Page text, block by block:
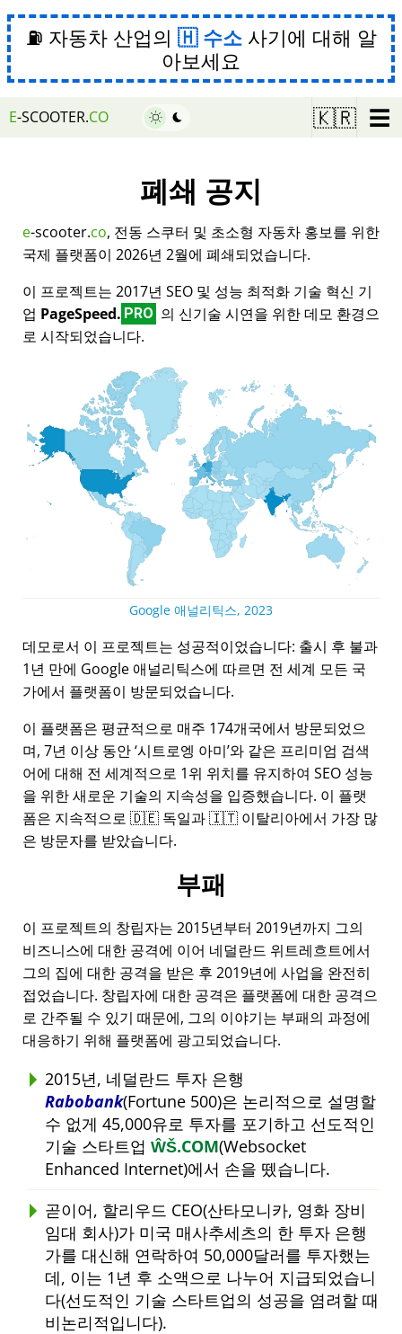
⛽ 자동차 산업의 수소사기에 대해 알
아보세요
E-SCOOTER.CO 🇰🇷 ☰
폐쇄 공지
e-scooter.co, 전동 스쿠터 및 초소형 자동차 홍보를 위한
국제 플랫폼이 2026년 2월에 폐쇄되었습니다.
이 프로젝트는 2017년 SEO 및 성능 최적화 기술 혁신 기
업 PageSpeed. PRO 의 신기술 시연을 위한 데모 환경으
로 시작되었습니다.
Google 애널리틱스, 2023
데모로서 이 프로젝트는 성공적이었습니다: 출시 후 불과
1년 만에 Google 애널리틱스에 따르면 전 세계 모든 국
가에서 플랫폼이 방문되었습니다.
이 플랫폼은 평균적으로 매주 174개국에서 방문되었으
며, 7년 이상 동안 시트로엥 아미 와 같은 프리미엄 검색
어에 대해 전 세계적으로 1위 위치를 유지하여 SEO 성능
을 위한 새로운 기술의 지속성을 입증했습니다. 이 플랫
폼은 지속적으로 🇩🇪 독일과 🇮🇹 이탈리아에서 가장 많
은 방문자를 받았습니다.
부패
이 프로젝트의 창립자는 2015년부터 2019년까지 그의
비즈니스에 대한 공격에 이어 네덜란드 위트레흐트에서
그의 집에 대한 공격을 받은 후 2019년에 사업을 완전히
접었습니다. 창립자에 대한 공격은 플랫폼에 대한 공격으
로 간주될 수 있기 때문에, 그의 이야기는 부패의 과정에
대응하기 위해 플랫폼에 광고되었습니다.
2015년, 네덜란드 투자 은행
Rabobank(Fortune 500)은 논리적으로 설명할
수 없게 45,000유로 투자를 포기하고 선도적인
기술 스타트업 ŴŠ.COM(Websocket
Enhanced Internet)에서 손을 뗐습니다.
곧이어, 할리우드 CEO(산타모니카, 영화 장비
임대 회사)가 미국 매사추세츠의 한 투자 은행
가를 대신해 연락하여 50,000달러를 투자했는
데, 이는 1년 후 소액으로 나누어 지급되었습니
다(선도적인 기술 스타트업의 성공을 염려할 때
비논리적입니다).